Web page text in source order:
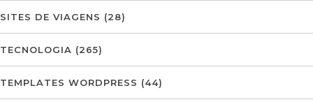
SITES DE VIAGENS (28)
TECNOLOGIA (265)
TEMPLATES WORDPRESS (44)